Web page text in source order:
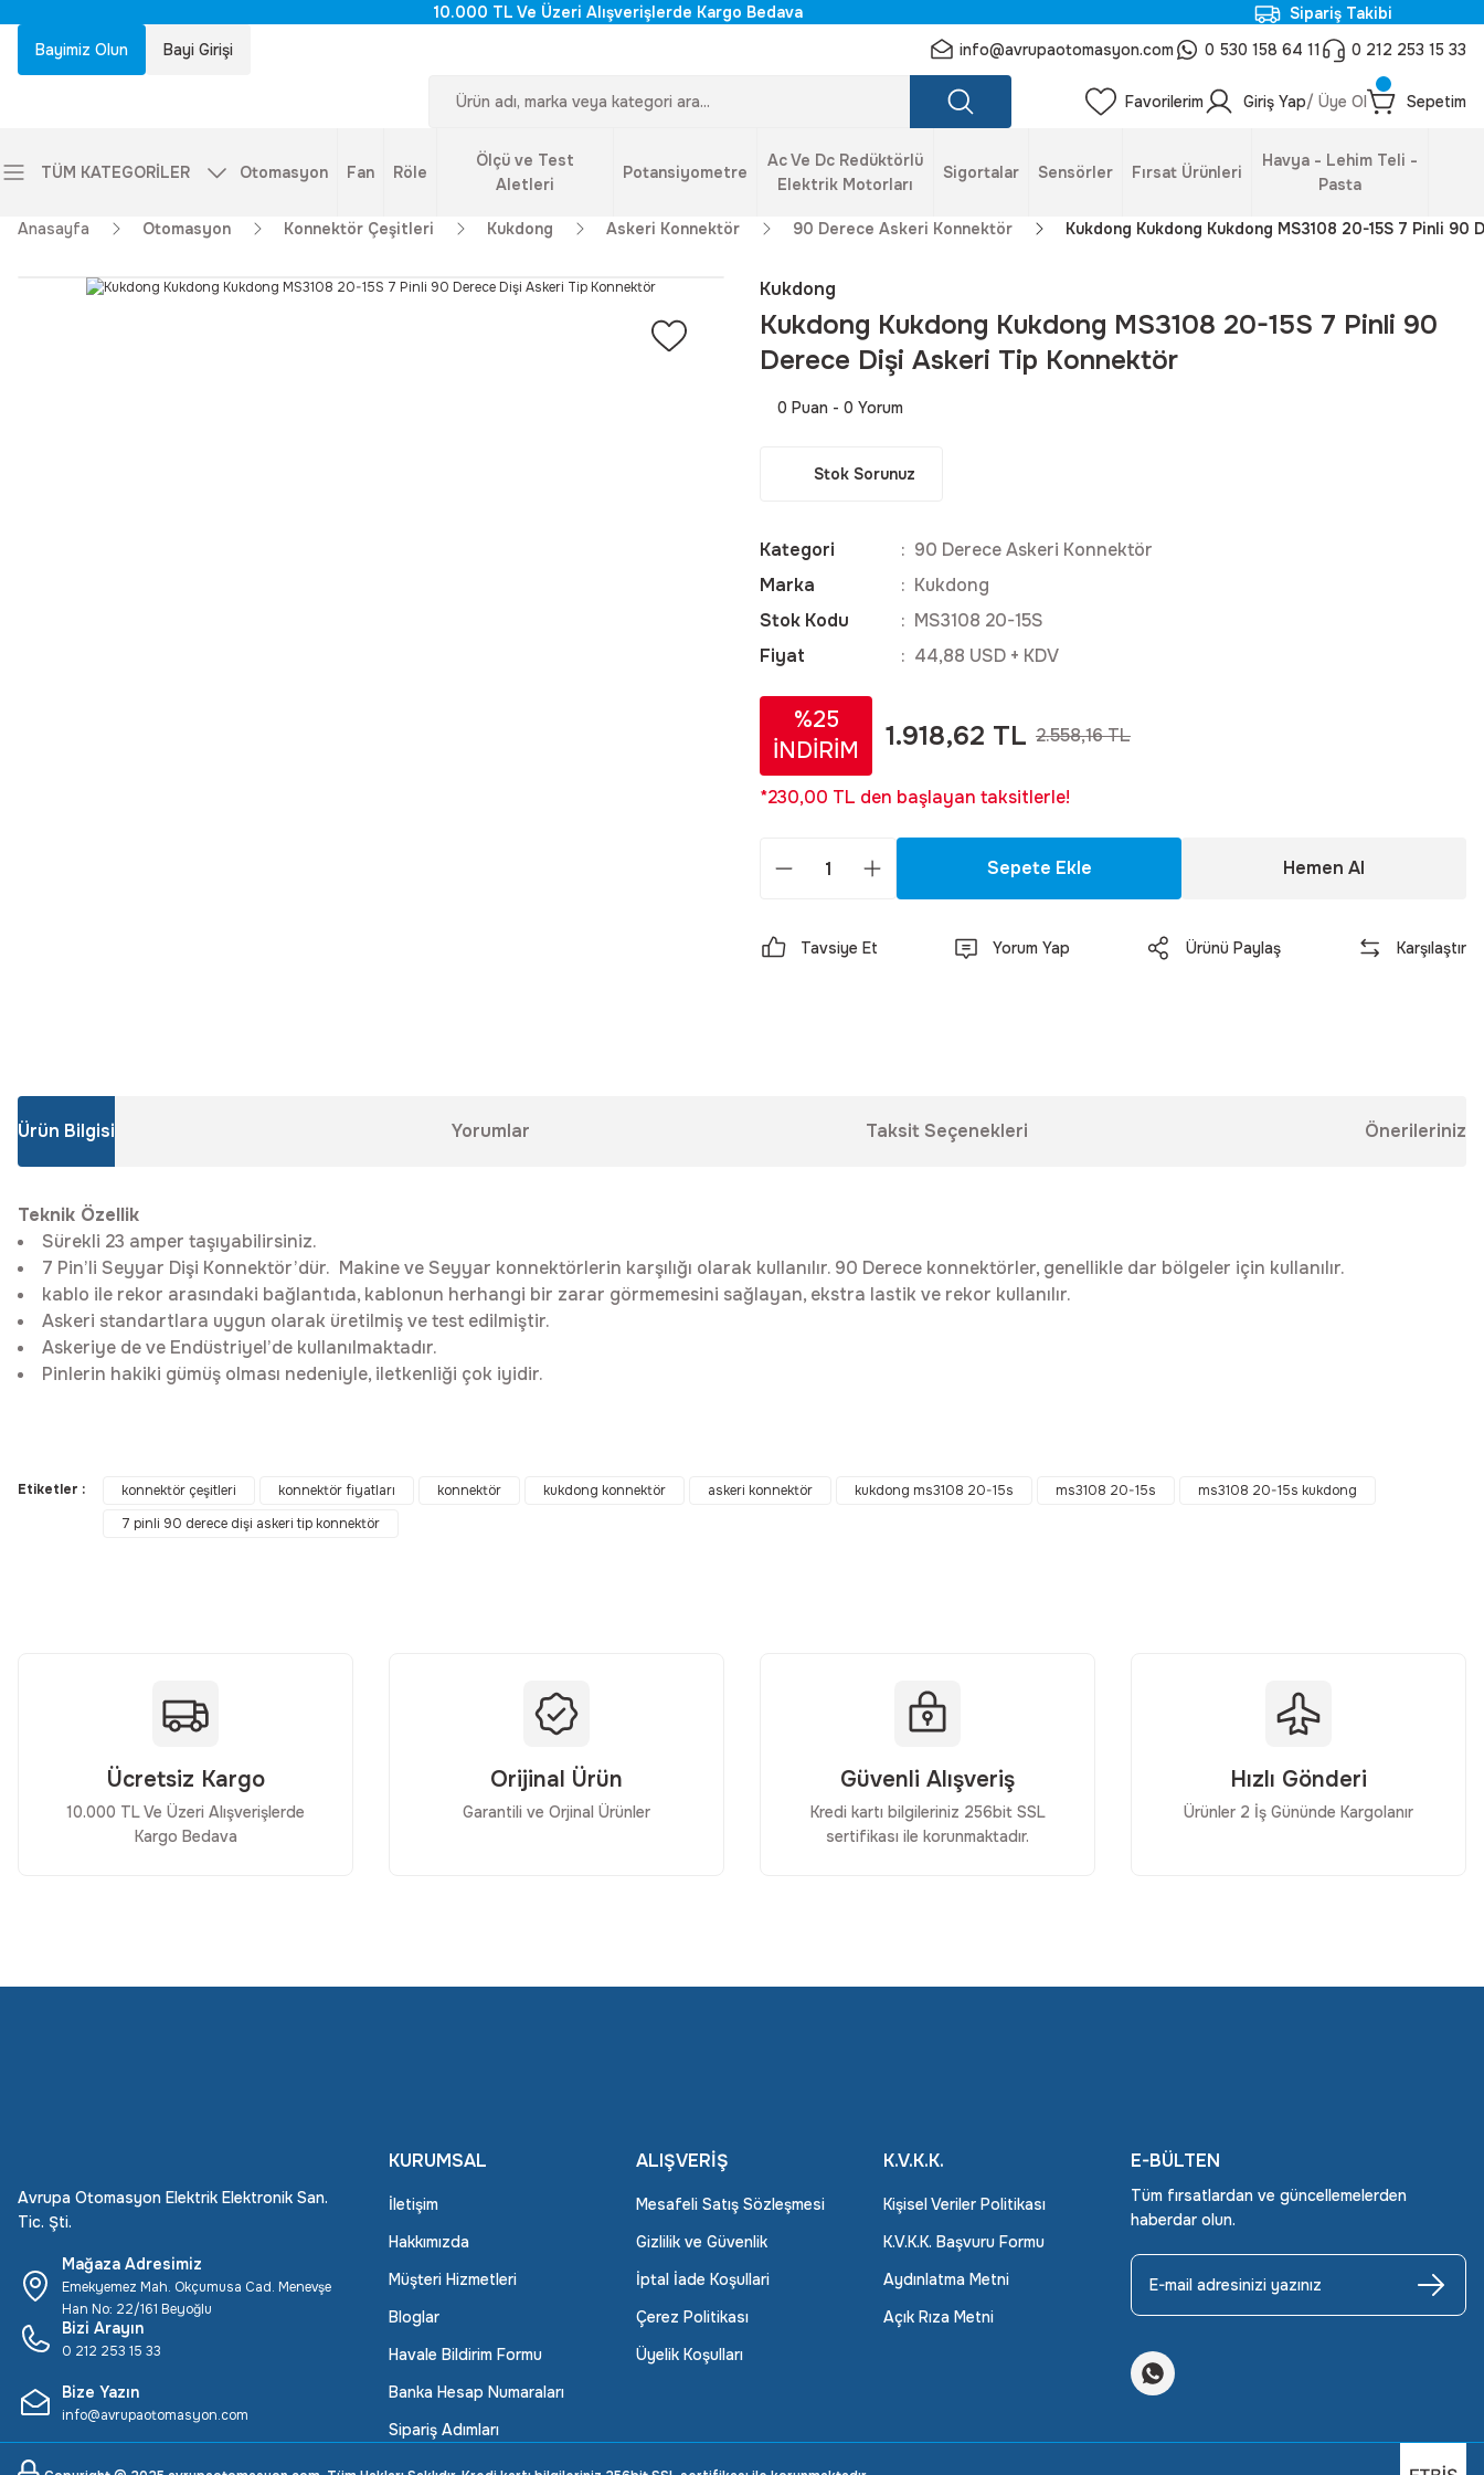
10.000 TL Ve Üzeri Alışverişlerde Kargo Bedava
Sipariş Takibi
Bayimiz Olun
Bayi Girişi info@avrupaotomasyon.com 0 530 158 64 11 0 212 253 15 33
Favorilerim Giriş Yap/ Üye Ol Sepetim
TÜM KATEGORİLER Otomasyon Fan Röle
Ölçü ve Test
Aletleri
Potansiyometre
Ac Ve Dc Redüktörlü
Elektrik Motorları
Sigortalar Sensörler Fırsat Ürünleri
Havya - Lehim Teli -
Pasta
Anasayfa Otomasyon Konnektör Çeşitleri Kukdong Askeri Konnektör 90 Derece Askeri Konnektör Kukdong Kukdong Kukdong MS3108 20-15S 7 Pinli
Kukdong
Kukdong Kukdong Kukdong MS3108 20-15S 7 Pinli 90
Derece Dişi Askeri Tip Konnektör
0 Puan - 0 Yorum
Stok Sorunuz
Kategori
90 Derece Askeri Konnektör
Marka
Kukdong
Stok Kodu
MS3108 20-15S
Fiyat
44,88 USD + KDV
%25
İNDİRİM
1.918,62 TL 2.558,16 TL
*230,00 TL den başlayan taksitlerle!
Sepete Ekle Hemen Al
Tavsiye Et Yorum Yap Ürünü Paylaş Karşılaştır
Ürün Bilgisi Yorumlar Taksit Seçenekleri Önerileriniz
Teknik Özellik
Sürekli 23 amper taşıyabilirsiniz.
7 Pin’li Seyyar Dişi Konnektör’dür. Makine ve Seyyar konnektörlerin karşılığı olarak kullanılır. 90 Derece konnektörler, genellikle dar bölgeler için kullanılır.
kablo ile rekor arasındaki bağlantıda, kablonun herhangi bir zarar görmemesini sağlayan, ekstra lastik ve rekor kullanılır.
Askeri standartlara uygun olarak üretilmiş ve test edilmiştir.
Askeriye de ve Endüstriyel’de kullanılmaktadır.
Pinlerin hakiki gümüş olması nedeniyle, iletkenliği çok iyidir.
Ürün resmi kalitesiz, bozuk veya görüntülenemiyor.
Etiketler : konnektör çeşitleri konnektör fiyatları konnektör kukdong konnektör askeri konnektör kukdong ms3108 20-15s ms3108 20-15s
ms3108 20-15s kukdong
7 pinli 90 derece dişi askeri tip konnektör
Ücretsiz Kargo
10.000 TL Ve Üzeri Alışverişlerde
Kargo Bedava
Orijinal Ürün
Garantili ve Orjinal Ürünler
Güvenli Alışveriş
Kredi kartı bilgileriniz 256bit SSL
sertifikası ile korunmaktadır.
Hızlı Gönderi
Ürünler 2 İş Gününde Kargolanır
Avrupa Otomasyon Elektrik Elektronik San.
Tic. Şti.
Mağaza Adresimiz
Emekyemez Mah. Okçumusa Cad. Menevşe
Han No: 22/161 Beyoğlu
Bizi Arayın
0 212 253 15 33
Bize Yazın
info@avrupaotomasyon.com
KURUMSAL
İletişim
Hakkımızda
Müşteri Hizmetleri
Bloglar
Havale Bildirim Formu
Banka Hesap Numaraları
Sipariş Adımları
ALIŞVERİŞ
Mesafeli Satış Sözleşmesi
Gizlilik ve Güvenlik
İptal İade Koşullari
Çerez Politikası
Üyelik Koşulları
K.V.K.K.
Kişisel Veriler Politikası
K.V.K.K. Başvuru Formu
Aydınlatma Metni
Açık Rıza Metni
E-BÜLTEN
Tüm fırsatlardan ve güncellemelerden
haberdar olun.